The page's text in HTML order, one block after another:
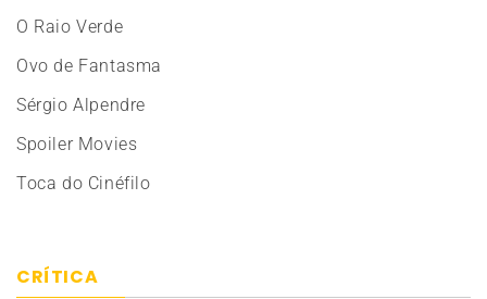
O Raio Verde
Ovo de Fantasma
Sérgio Alpendre
Spoiler Movies
Toca do Cinéfilo
CRÍTICA